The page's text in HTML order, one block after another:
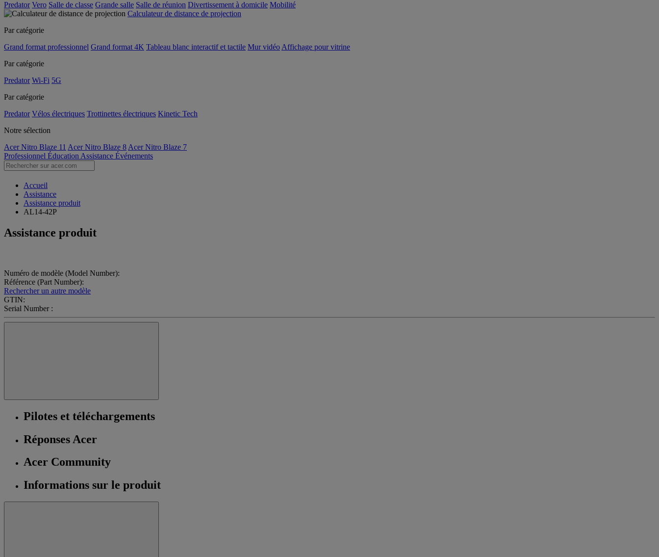
Predator Vero Salle de classe Grande salle Salle de réunion Divertissement à domicile Mobilité
Calculateur de distance de projection
Par catégorie
Grand format professionnel Grand format 4K Tableau blanc interactif et tactile Mur vidéo Affichage pour vitrine
Par catégorie
Predator Wi-Fi 5G
Par catégorie
Predator Vélos électriques Trottinettes électriques Kinetic Tech
Notre sélection
Acer Nitro Blaze 11 Acer Nitro Blaze 8 Acer Nitro Blaze 7
Professionnel Éducation Assistance Événements
Accueil
Assistance
Assistance produit
AL14-42P
Assistance produit
Numéro de modèle (Model Number):
Référence (Part Number):
Rechercher un autre modèle
GTIN:
Serial Number :
Pilotes et téléchargements
Réponses Acer
Acer Community
Informations sur le produit